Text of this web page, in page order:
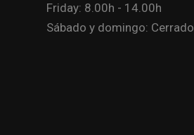
Friday: 8.00h - 14.00h
Sábado y domingo: Cerrado